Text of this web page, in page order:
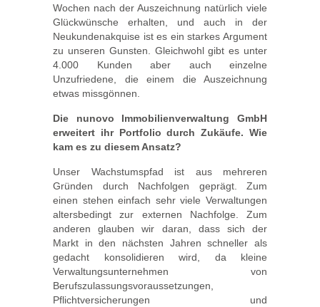
Wochen nach der Auszeichnung natürlich viele
Glückwünsche erhalten, und auch in der
Neukundenakquise ist es ein starkes Argument
zu unseren Gunsten. Gleichwohl gibt es unter
4.000 Kunden aber auch einzelne
Unzufriedene, die einem die Auszeichnung
etwas missgönnen.
Die nunovo Immobilienverwaltung GmbH
erweitert ihr Portfolio durch Zukäufe. Wie
kam es zu diesem Ansatz?
Unser Wachstumspfad ist aus mehreren
Gründen durch Nachfolgen geprägt. Zum
einen stehen einfach sehr viele Verwaltungen
altersbedingt zur externen Nachfolge. Zum
anderen glauben wir daran, dass sich der
Markt in den nächsten Jahren schneller als
gedacht konsolidieren wird, da kleine
Verwaltungsunternehmen von
Berufszulassungsvoraussetzungen,
Pflichtversicherungen und